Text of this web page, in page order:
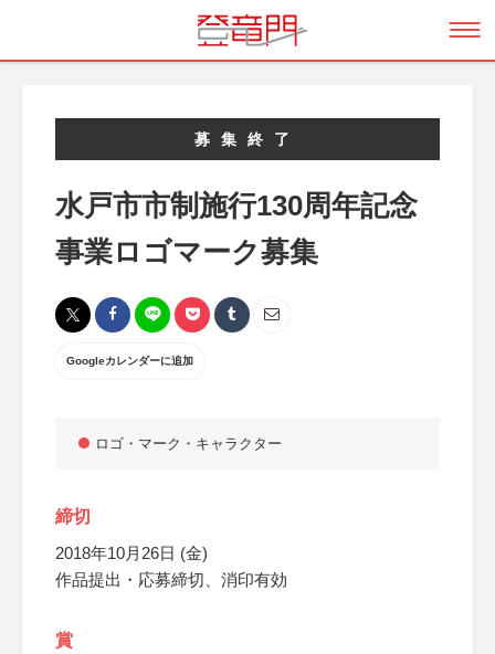
募集終了
水戸市市制施行130周年記念
事業ロゴマーク募集
Googleカレンダーに追加
ロゴ・マーク・キャラクター
締切
2018年10月26日 (金)
作品提出・応募締切、消印有効
賞